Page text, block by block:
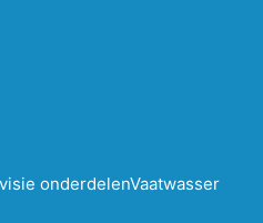
onderdelenVaatwasser